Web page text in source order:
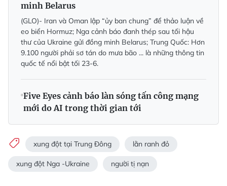
minh Belarus
(GLO)- Iran và Oman lập “ủy ban chung” để thảo luận về
eo biển Hormuz; Nga cảnh báo đanh thép sau tối hậu
thư của Ukraine gửi đồng minh Belarus; Trung Quốc: Hơn
9.100 người phải sơ tán do mưa bão ... là những thông tin
quốc tế nổi bật tối 23-6.
Five Eyes cảnh báo làn sóng tấn công mạng
mới do AI trong thời gian tới
xung đột tại Trung Đông lằn ranh đỏ
xung đột Nga -Ukraine người tị nạn